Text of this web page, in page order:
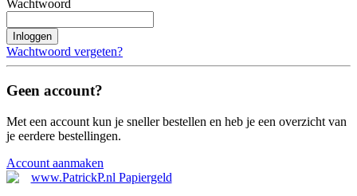
Wachtwoord
Inloggen
Wachtwoord vergeten?
Geen account?
Met een account kun je sneller bestellen en heb je een overzicht van
je eerdere bestellingen.
Account aanmaken